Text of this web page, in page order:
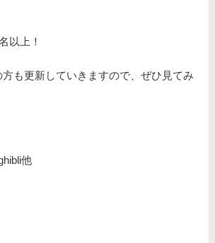
以上！
方も更新していきますので、ぜひ見てみ
他